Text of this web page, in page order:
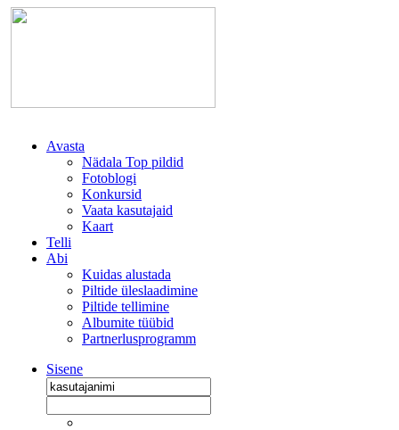
Avasta
Nädala Top pildid
Fotoblogi
Konkursid
Vaata kasutajaid
Kaart
Telli
Abi
Kuidas alustada
Piltide üleslaadimine
Piltide tellimine
Albumite tüübid
Partnerlusprogramm
Sisene